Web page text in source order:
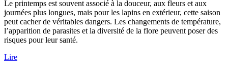
Le printemps est souvent associé à la douceur, aux fleurs et aux
journées plus longues, mais pour les lapins en extérieur, cette saison
peut cacher de véritables dangers. Les changements de température,
l’apparition de parasites et la diversité de la flore peuvent poser des
risques pour leur santé.
Lire